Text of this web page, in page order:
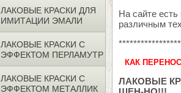
ЛАКОВЫЕ КРАСКИ ДЛЯ
ИМИТАЦИИ ЭМАЛИ
ЛАКОВЫЕ КРАСКИ С
ЭФФЕКТОМ ПЕРЛАМУТР
ЛАКОВЫЕ КРАСКИ С
ЭФФЕКТОМ МЕТАЛЛИК
На сайте
различным
КАК
ЛАКОВЫЕ